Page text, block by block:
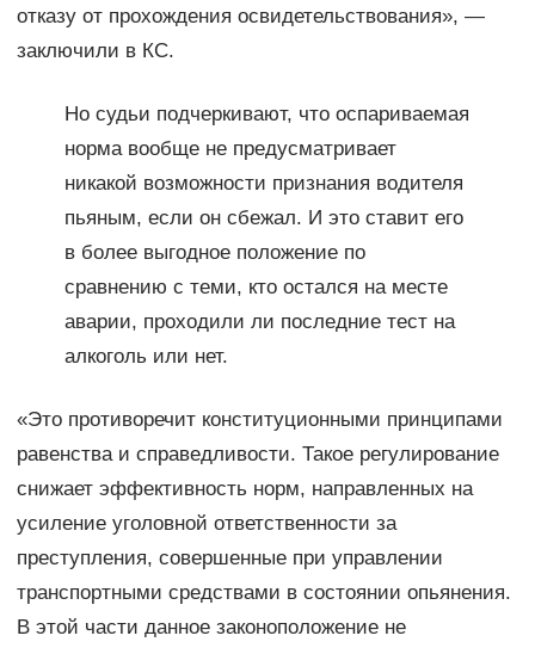
отказу от прохождения освидетельствования», —
заключили в КС.
Но судьи подчеркивают, что оспариваемая
норма вообще не предусматривает
никакой возможности признания водителя
пьяным, если он сбежал. И это ставит его
в более выгодное положение по
сравнению с теми, кто остался на месте
аварии, проходили ли последние тест на
алкоголь или нет.
«Это противоречит конституционными принципами
равенства и справедливости. Такое регулирование
снижает эффективность норм, направленных на
усиление уголовной ответственности за
преступления, совершенные при управлении
транспортными средствами в состоянии опьянения.
В этой части данное законоположение не